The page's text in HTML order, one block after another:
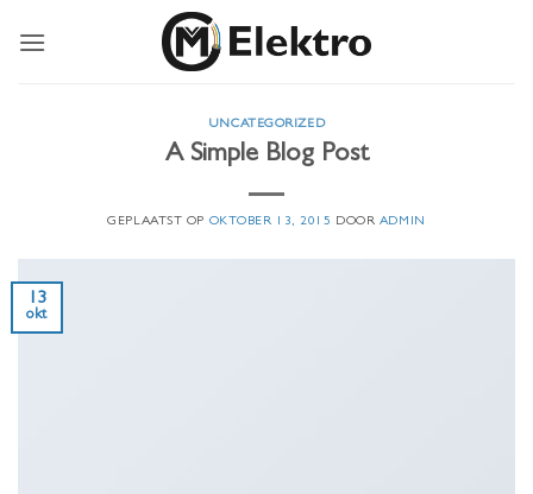
naar
UNCATEGORIZED
A Simple Blog Post
GEPLAATST OP OKTOBER 13, 2015 DOOR ADMIN
13
okt